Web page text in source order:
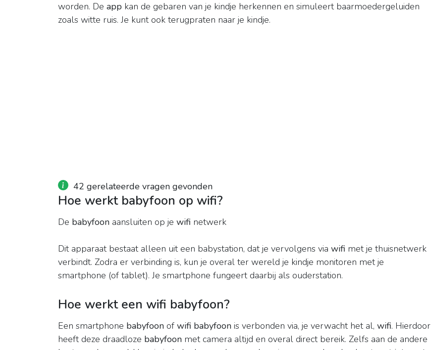
worden. De app kan de gebaren van je kindje herkennen en simuleert baarmoedergeluiden
zoals witte ruis. Je kunt ook terugpraten naar je kindje.
42 gerelateerde vragen gevonden
Hoe werkt babyfoon op wifi?
De babyfoon aansluiten op je wifi netwerk
Dit apparaat bestaat alleen uit een babystation, dat je vervolgens via wifi met je thuisnetwerk
verbindt. Zodra er verbinding is, kun je overal ter wereld je kindje monitoren met je
smartphone (of tablet). Je smartphone fungeert daarbij als ouderstation.
Hoe werkt een wifi babyfoon?
Een smartphone babyfoon of wifi babyfoon is verbonden via, je verwacht het al, wifi. Hierdoor
heeft deze draadloze babyfoon met camera altijd en overal direct bereik. Zelfs aan de andere